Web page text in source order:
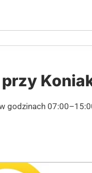
godzinach